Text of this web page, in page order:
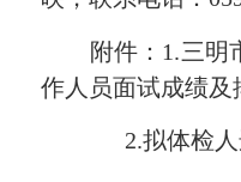
附件：1.三明
作人员面试成绩及
2.拟体检人